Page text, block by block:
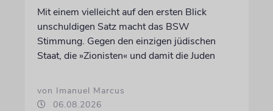
Mit einem vielleicht auf den ersten Blick
unschuldigen Satz macht das BSW
Stimmung. Gegen den einzigen jüdischen
Staat, die »Zionisten« und damit die Juden
von Imanuel Marcus
06.08.2026